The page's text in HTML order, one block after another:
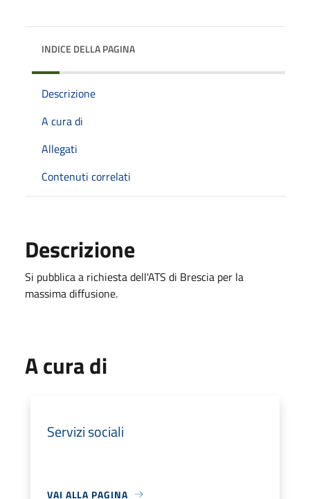
INDICE DELLA PAGINA
Descrizione
A cura di
Allegati
Contenuti correlati
Descrizione
Si pubblica a richiesta dell'ATS di Brescia per la
massima diffusione.
A cura di
Servizi sociali
VAI ALLA PAGINA